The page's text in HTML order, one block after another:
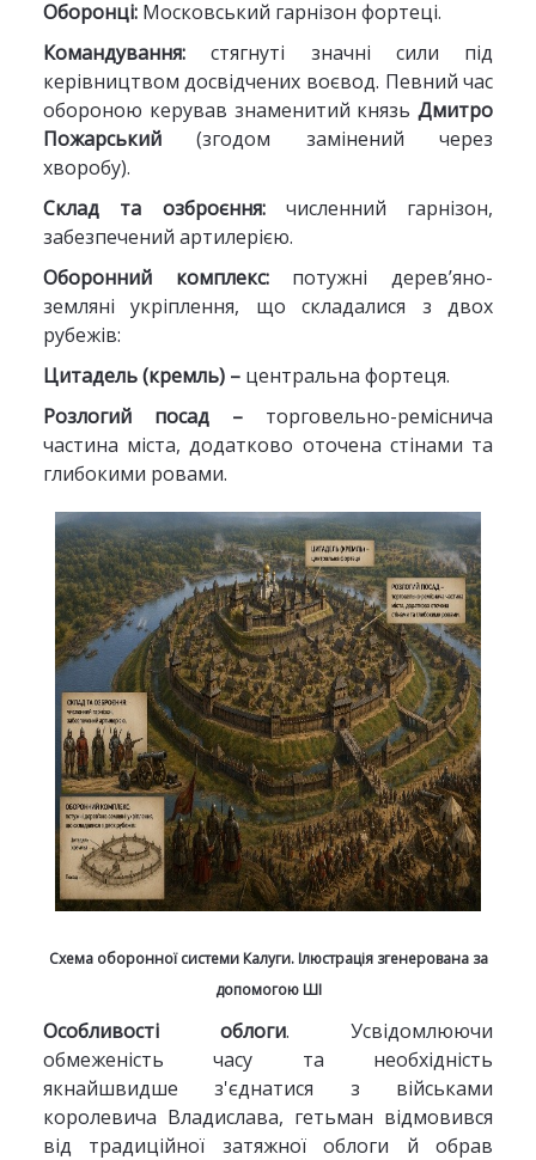
Оборонці: Московський гарнізон фортеці.
Командування:стягнуті значні сили під
керівництвом досвідчених воєвод. Певний час
обороною керував знаменитий князь Дмитро
Пожарський(згодом замінений через
хворобу).
Склад та озброєння: численний гарнізон,
забезпечений артилерією.
Оборонний комплекс: потужні дерев’яно-
земляні укріплення, що складалися з двох
рубежів:
Цитадель (кремль) –центральна фортеця.
Розлогий посад – торговельно-реміснича
частина міста, додатково оточена стінами та
глибокими ровами.
Схема оборонної системи Калуги. Ілюстрація згенерована за
допомогою ШІ
Особливості облоги. Усвідомлюючи
обмеженість часу та необхідність
якнайшвидше з'єднатися з військами
королевича Владислава, гетьман відмовився
від традиційної затяжної облоги й обрав